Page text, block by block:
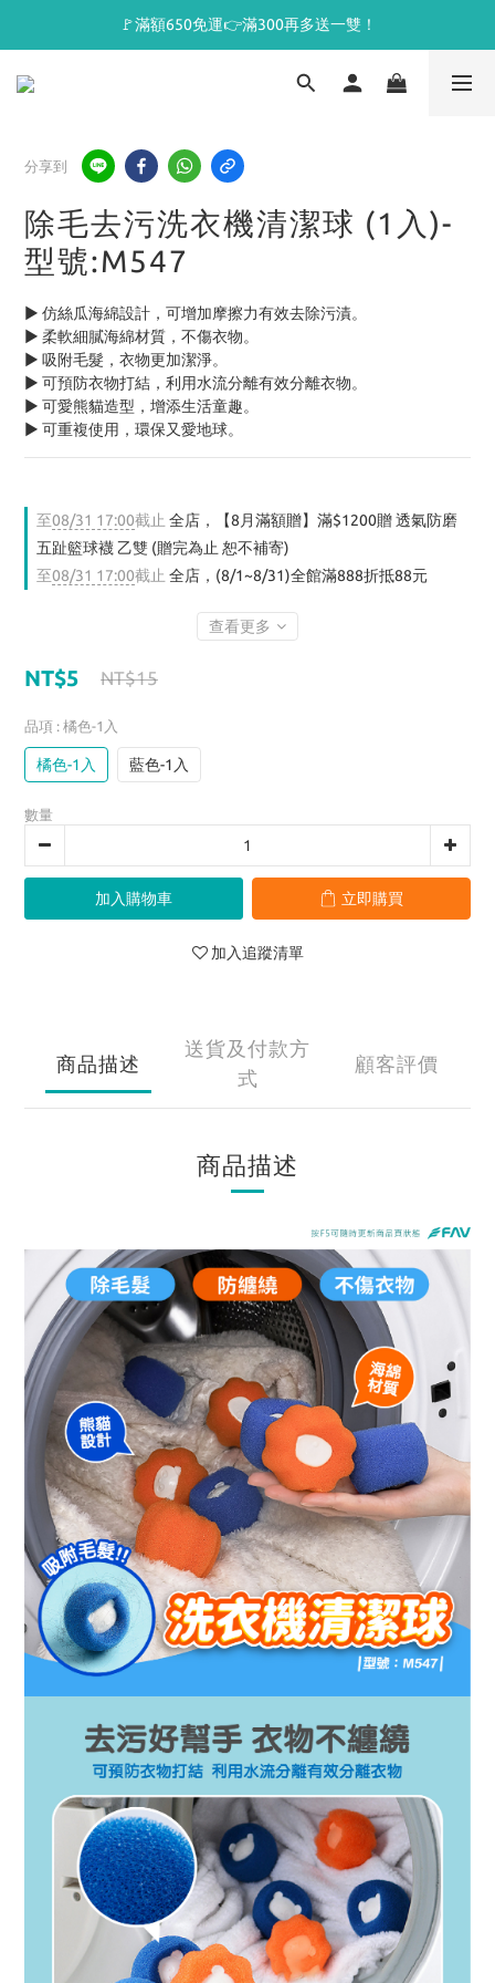
🚩滿額650免運👉滿300再多送一雙！
分享到
除毛去污洗衣機清潔球 (1入)-
型號:M547
► 仿絲瓜海綿設計，可增加摩擦力有效去除污漬。
► 柔軟細膩海綿材質，不傷衣物。
► 吸附毛髮，衣物更加潔淨。
► 可預防衣物打結，利用水流分離有效分離衣物。
► 可愛熊貓造型，增添生活童趣。
► 可重複使用，環保又愛地球。
至08/31 17:00截止 全店，【8月滿額贈】滿$1200贈 透氣防磨
五趾籃球襪 乙雙 (贈完為止 恕不補寄)
至08/31 17:00截止 全店，(8/1~8/31)全館滿888折抵88元
查看更多
NT$5 NT$15
品項 : 橘色-1入
橘色-1入 藍色-1入
數量
加入購物車 立即購買
加入追蹤清單
商品描述
送貨及付款方
式
顧客評價
商品描述